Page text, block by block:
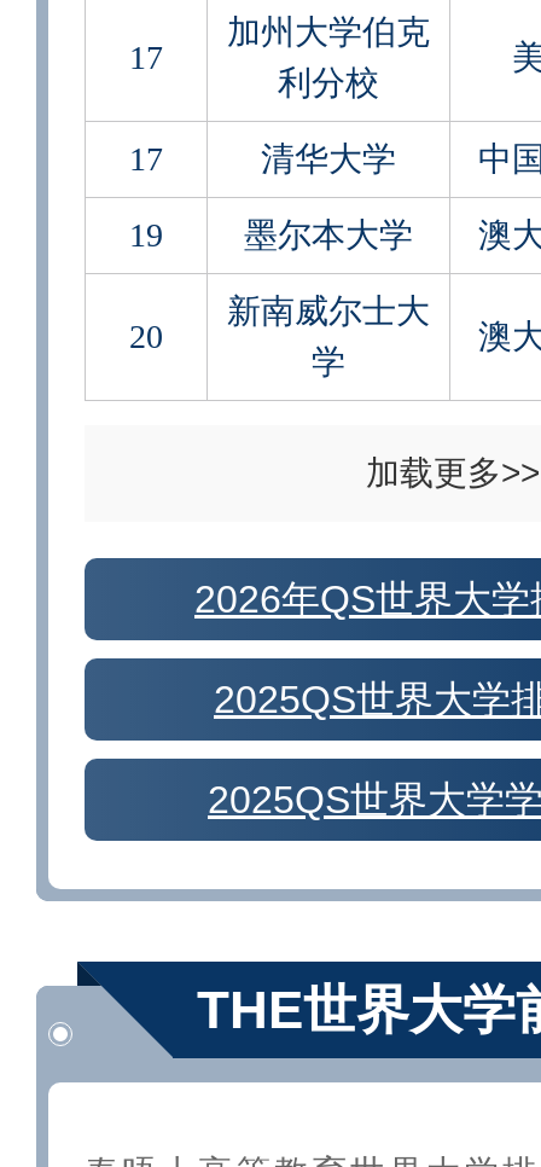
17
加州大学伯克
利分校
17 清华大学 中
19 墨尔本大学 澳
20
新南威尔士大
学
澳
加载更多>>
2026年QS世界大
2025QS世界大学
2025QS世界大学
THE世界大学